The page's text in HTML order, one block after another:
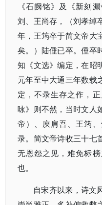
《石阙铭》及《新刻
刘、王尚存，（刘孝绰
年，王筠卒于简文帝大
矣。）陆倕已卒。倕卒
知《文选》编定，在昭
元年至中大通三年数载
定，不录生存之作，
咏》则不然，当时文人
帝）、庾肩吾、王筠
录。简文帝诗收三十七
无恩怨之见，难免标
也。
自宋齐以来，诗文